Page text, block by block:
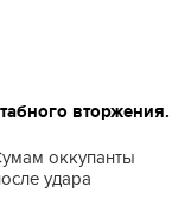
вторжения.
оккупанты
удара